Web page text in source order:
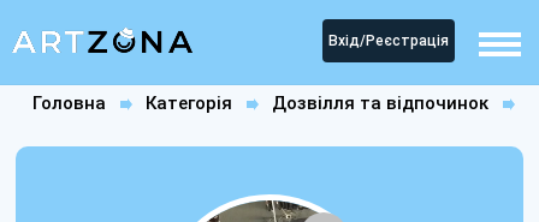
Вхід/Реєстрація
Головна Категорія
Дозвілля та відпочинок